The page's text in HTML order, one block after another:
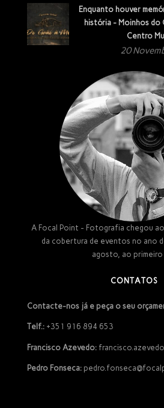
Enquanto houver
história - Moinhos do
Centro
20
A Focal Point - Fotografia chegou
da cobertura de eventos no ano
agosto, ao primeiro
CONTATOS
Contacte-nos já e peça o seu
Telf.:+351 916 894 653
Francisco Azevedo:
Pedro Fonseca: